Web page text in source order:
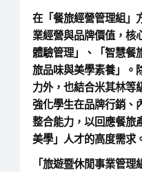
在「餐旅經營管理組」
業經營與品牌價值，核
體驗管理」、「智慧餐
旅品味與美學素養」。
力外，也結合米其林等
強化學生在品牌行銷、
整合能力，以回應餐旅
美學」人才的高度需求
「旅遊暨休閒事業管